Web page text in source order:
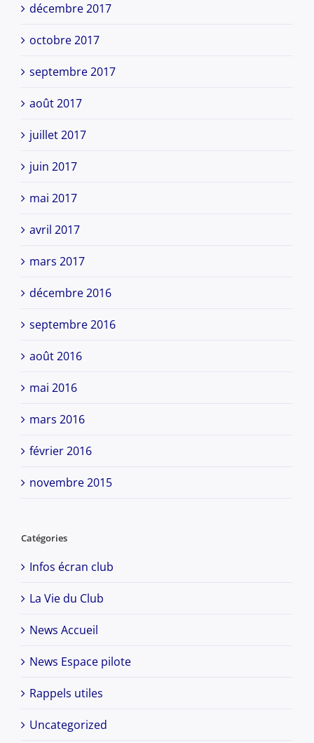
décembre 2017
octobre 2017
septembre 2017
août 2017
juillet 2017
juin 2017
mai 2017
avril 2017
mars 2017
décembre 2016
septembre 2016
août 2016
mai 2016
mars 2016
février 2016
novembre 2015
Catégories
Infos écran club
La Vie du Club
News Accueil
News Espace pilote
Rappels utiles
Uncategorized